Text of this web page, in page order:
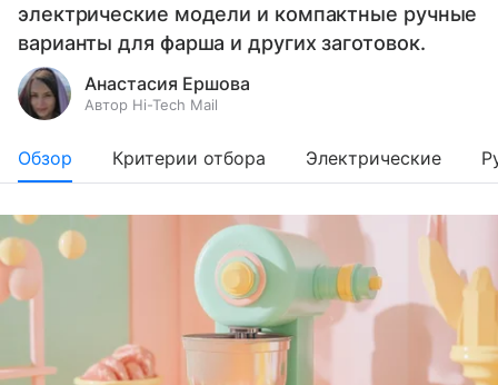
электрические модели и компактные ручные
варианты для фарша и других заготовок.
Анастасия Ершова
Автор Hi-Tech Mail
Обзор Критерии отбора Электрические